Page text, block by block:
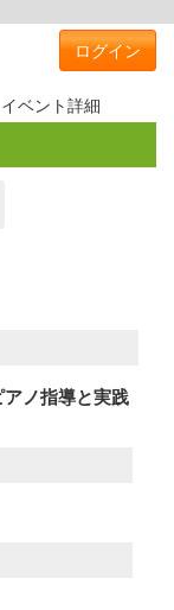
ログイン
ベント詳細
ノ指導と実践